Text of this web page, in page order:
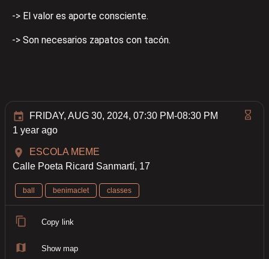
-> El valor es aporte consciente.
-> Son necesarios zapatos con tacón.
FRIDAY, AUG 30, 2024, 07:30 PM-08:30 PM
1 year ago
ESCOLA MEME
Calle Poeta Ricard Sanmartí, 17
ball benimaclet classes
Copy link
Show map